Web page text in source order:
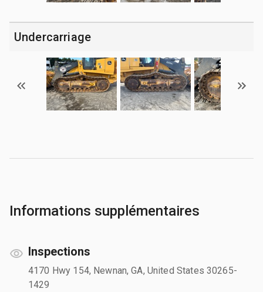
Undercarriage
Informations supplémentaires
Inspections
4170 Hwy 154, Newnan, GA, United States 30265-
1429